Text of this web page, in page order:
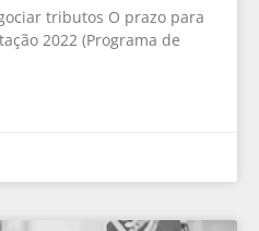
tributos O prazo para
2022 (Programa de